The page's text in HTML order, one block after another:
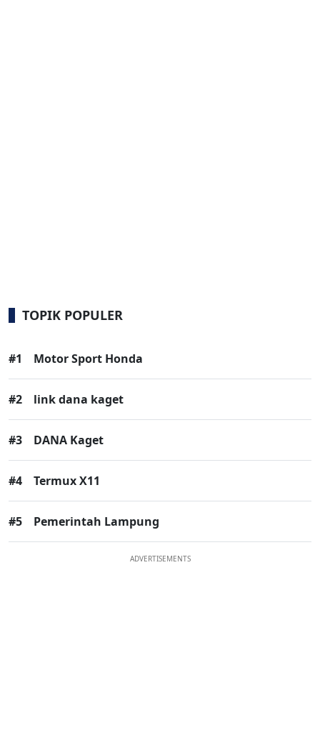
TOPIK POPULER
#1 Motor Sport Honda
#2 link dana kaget
#3 DANA Kaget
#4 Termux X11
#5 Pemerintah Lampung
ADVERTISEMENTS